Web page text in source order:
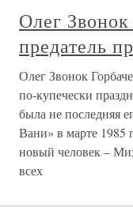
Олег
предатель
Олег Звонок
по-купечески
была не последняя
Вани» в марте 1985
новый человек –
всех